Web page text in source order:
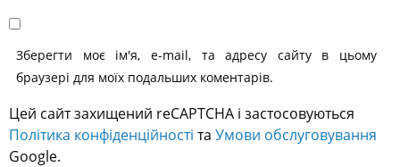
Зберегти моє ім'я, e-mail, та адресу сайту в цьому
браузері для моїх подальших коментарів.
Цей сайт захищений reCAPTCHA і застосовуються
Політика конфіденційності та Умови обслуговування
Google.